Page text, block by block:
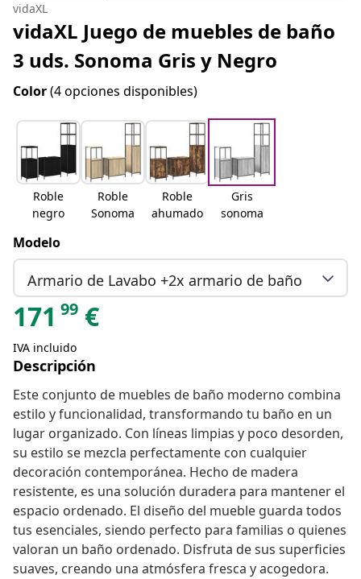
vidaXL
vidaXL Juego de muebles de baño
3 uds. Sonoma Gris y Negro
Color(4 opciones disponibles)
Roble
negro
Roble
Sonoma
Roble
ahumado
Gris
sonoma
Modelo
Armario de Lavabo +2x armario de baño
171 99 €
IVA incluido
Descripción
Este conjunto de muebles de baño moderno combina
estilo y funcionalidad, transformando tu baño en un
lugar organizado. Con líneas limpias y poco desorden,
su estilo se mezcla perfectamente con cualquier
decoración contemporánea. Hecho de madera
resistente, es una solución duradera para mantener el
espacio ordenado. El diseño del mueble guarda todos
tus esenciales, siendo perfecto para familias o quienes
valoran un baño ordenado. Disfruta de sus superficies
suaves, creando una atmósfera fresca y acogedora.